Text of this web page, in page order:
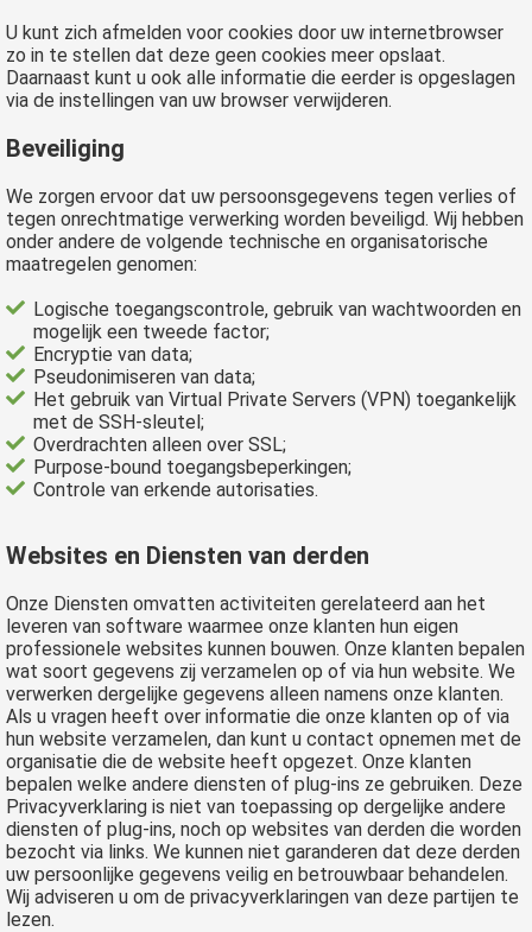
U kunt zich afmelden voor cookies door uw internetbrowser
zo in te stellen dat deze geen cookies meer opslaat.
Daarnaast kunt u ook alle informatie die eerder is opgeslagen
via de instellingen van uw browser verwijderen.
Beveiliging
We zorgen ervoor dat uw persoonsgegevens tegen verlies of
tegen onrechtmatige verwerking worden beveiligd. Wij hebben
onder andere de volgende technische en organisatorische
maatregelen genomen:
Logische toegangscontrole, gebruik van wachtwoorden en
mogelijk een tweede factor;
Encryptie van data;
Pseudonimiseren van data;
Het gebruik van Virtual Private Servers (VPN) toegankelijk
met de SSH-sleutel;
Overdrachten alleen over SSL;
Purpose-bound toegangsbeperkingen;
Controle van erkende autorisaties.
Websites en Diensten van derden
Onze Diensten omvatten activiteiten gerelateerd aan het
leveren van software waarmee onze klanten hun eigen
professionele websites kunnen bouwen. Onze klanten bepalen
wat soort gegevens zij verzamelen op of via hun website. We
verwerken dergelijke gegevens alleen namens onze klanten.
Als u vragen heeft over informatie die onze klanten op of via
hun website verzamelen, dan kunt u contact opnemen met de
organisatie die de website heeft opgezet. Onze klanten
bepalen welke andere diensten of plug-ins ze gebruiken. Deze
Privacyverklaring is niet van toepassing op dergelijke andere
diensten of plug-ins, noch op websites van derden die worden
bezocht via links. We kunnen niet garanderen dat deze derden
uw persoonlijke gegevens veilig en betrouwbaar behandelen.
Wij adviseren u om de privacyverklaringen van deze partijen te
lezen.